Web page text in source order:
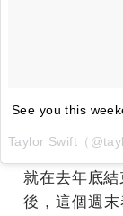
See you this
Taylor Swift（
就在去年底
後，這個週